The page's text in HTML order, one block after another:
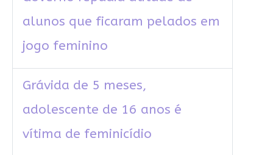
alunos que ficaram pelados em
jogo feminino
Grávida de 5 meses,
adolescente de 16 anos é
vítima de feminicídio